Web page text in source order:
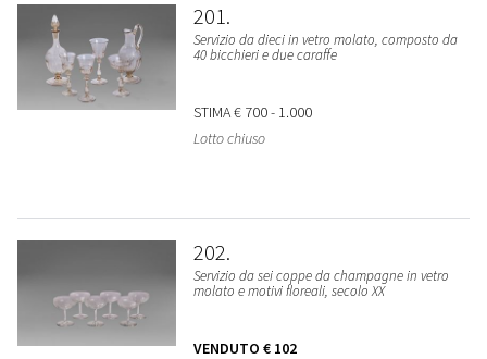
201
Servizio da dieci in vetro molato, composto da
40 bicchieri e due caraffe
STIMA€ 700 - 1.000
Lotto chiuso
202
Servizio da sei coppe da champagne in vetro
molato e motivi floreali, secolo XX
VENDUTO € 102